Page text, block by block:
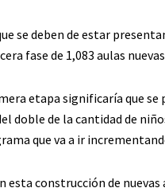
se deben de estar
fase de 1,083 aulas
etapa significaría que se
doble de la cantidad de
que va a ir
construcción de nuevas